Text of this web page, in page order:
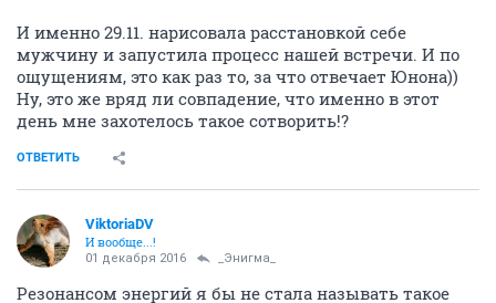
И именно 29.11. нарисовала расстановкой себе
мужчину и запустила процесс нашей встречи. И по
ощущениям, это как раз то, за что отвечает Юнона))
Ну, это же вряд ли совпадение, что именно в этот
день мне захотелось такое сотворить!?
ОТВЕТИТЬ
ViktoriaDV
И вообще...!
01 декабря 2016 _Энигма_
Резонансом энергий я бы не стала называть такое